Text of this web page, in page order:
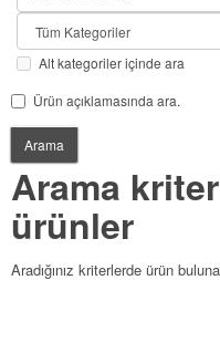
Alt kategoriler içinde ara
Ürün açıklamasında ara.
Arama
ürünler
Aradığınız kriterlerde ürün